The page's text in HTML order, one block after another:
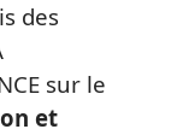
des
sur le
et